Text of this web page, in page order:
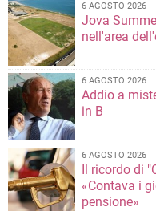
6 AGOSTO 2026
Jova
nell'area
6 AGOSTO 2026
Addio a
in B
6 AGOSTO 2026
Il ricordo di
«Contava i
pensione»